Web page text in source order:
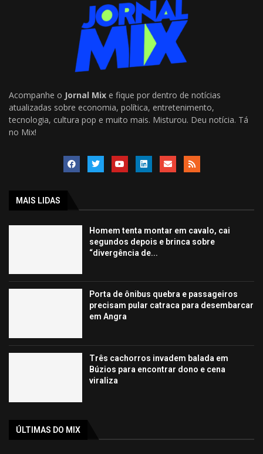
Acompanhe o Jornal Mix e fique por dentro de notícias
atualizadas sobre economia, política, entretenimento,
tecnologia, cultura pop e muito mais. Misturou. Deu notícia. Tá
no Mix!
MAIS LIDAS
Homem tenta montar em cavalo, cai
segundos depois e brinca sobre
“divergência de...
Porta de ônibus quebra e passageiros
precisam pular catraca para desembarcar
em Angra
Três cachorros invadem balada em
Búzios para encontrar dono e cena
viraliza
ÚLTIMAS DO MIX